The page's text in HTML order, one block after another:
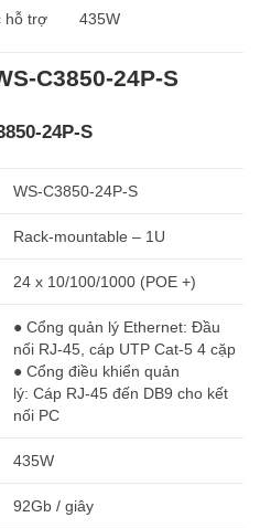
hỗ trợ 435W
C3850-24P-S
24P-S
WS-C3850-24P-S
Rack-mountable – 1U
24 x 10/100/1000 (POE +)
● Cổng quản lý Ethernet: Đầu
nối RJ-45, cáp UTP Cat-5 4 cặp
● Cổng điều khiển quản
lý: Cáp RJ-45 đến DB9 cho kết
nối PC
435W
92Gb / giây